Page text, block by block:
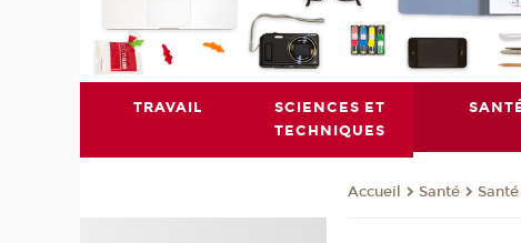
TRAVAIL
SCIENCES ET
TECHNIQUES
Accueil Santé